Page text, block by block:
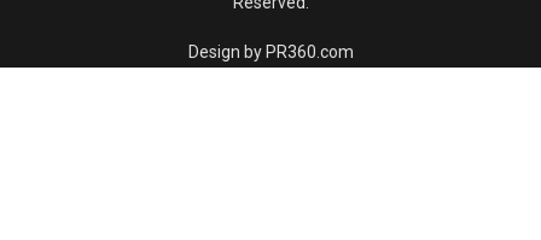
Design by PR360.com